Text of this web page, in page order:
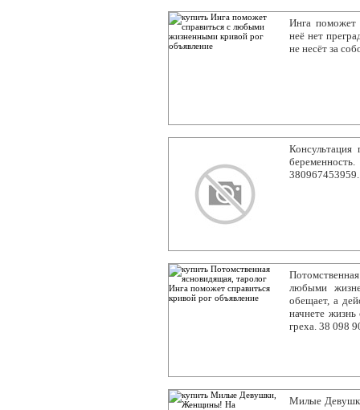
Инга поможет
неё нет
не несёт за
Консультация
любыми
обещает, а
начнете жизнь
греха. 38 098
Милые